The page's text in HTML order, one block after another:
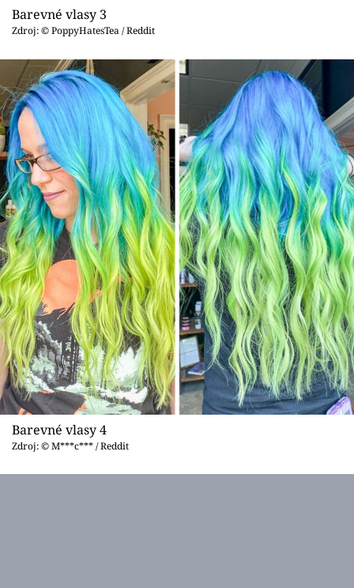
Barevné vlasy 3
Zdroj: © PoppyHatesTea / Reddit
Barevné vlasy 4
Zdroj: © M***c*** / Reddit